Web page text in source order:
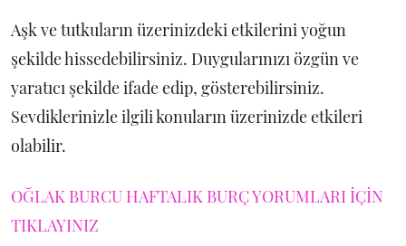
Aşk ve tutkuların üzerinizdeki etkilerini yoğun
şekilde hissedebilirsiniz. Duygularınızı özgün ve
yaratıcı şekilde ifade edip, gösterebilirsiniz.
Sevdiklerinizle ilgili konuların üzerinizde etkileri
olabilir.
OĞLAK BURCU HAFTALIK BURÇ YORUMLARI İÇİN
TIKLAYINIZ